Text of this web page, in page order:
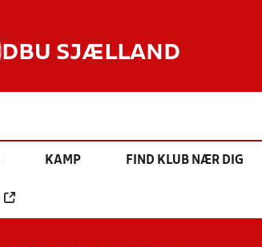
DBU SJÆLLAND
KAMP FIND KLUB NÆR DIG